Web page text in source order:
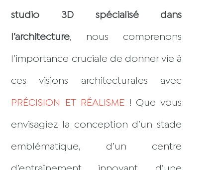
studio 3D spécialisé dans
l’architecture, nous comprenons
l’importance cruciale de donner vie à
ces visions architecturales avec
PRÉCISION ET RÉALISME ! Que vous
envisagiez la conception d’un stade
emblématique, d’un centre